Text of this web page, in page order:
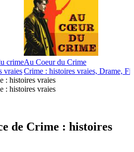
crime
vraies
Au Coeur du Crime
Crime : histoires vraies, Drame,
: histoires vraies
: histoires vraies
de Crime : histoires